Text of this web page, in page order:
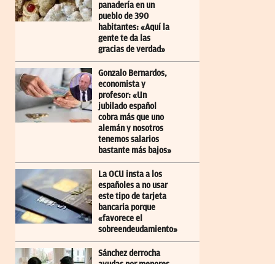
panadería en un
pueblo de 390
habitantes: «Aquí la
gente te da las
gracias de verdad»
Gonzalo Bernardos,
economista y
profesor: «Un
jubilado español
cobra más que uno
alemán y nosotros
tenemos salarios
bastante más bajos»
La OCU insta a los
españoles a no usar
este tipo de tarjeta
bancaria porque
«favorece el
sobreendeudamiento»
Sánchez derrocha